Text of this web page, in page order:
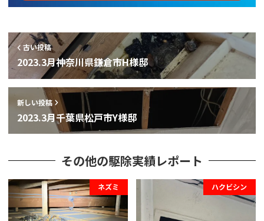
古い投稿
2023.3月神奈川県鎌倉市H様邸
新しい投稿
2023.3月千葉県松戸市Y様邸
その他の駆除実績レポート
ネズミ ハクビシン